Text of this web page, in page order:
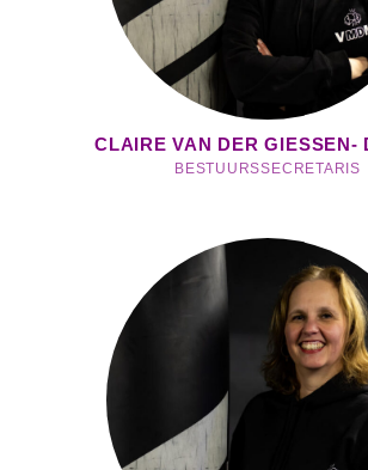
CLAIRE VAN DER GIESSEN-
BESTUURSSECRETARIS